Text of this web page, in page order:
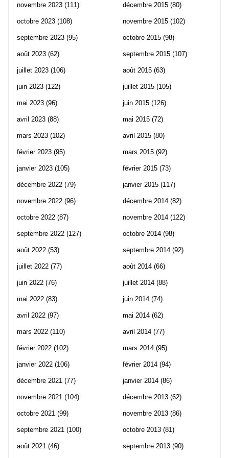
novembre 2023 (111)
octobre 2023 (108)
septembre 2023 (95)
août 2023 (62)
juillet 2023 (106)
juin 2023 (122)
mai 2023 (96)
avril 2023 (88)
mars 2023 (102)
février 2023 (95)
janvier 2023 (105)
décembre 2022 (79)
novembre 2022 (96)
octobre 2022 (87)
septembre 2022 (127)
août 2022 (53)
juillet 2022 (77)
juin 2022 (76)
mai 2022 (83)
avril 2022 (97)
mars 2022 (110)
février 2022 (102)
janvier 2022 (106)
décembre 2021 (77)
novembre 2021 (104)
octobre 2021 (99)
septembre 2021 (100)
août 2021 (46)
décembre 2015 (80)
novembre 2015 (102)
octobre 2015 (98)
septembre 2015 (107)
août 2015 (63)
juillet 2015 (105)
juin 2015 (126)
mai 2015 (72)
avril 2015 (80)
mars 2015 (92)
février 2015 (73)
janvier 2015 (117)
décembre 2014 (82)
novembre 2014 (122)
octobre 2014 (98)
septembre 2014 (92)
août 2014 (66)
juillet 2014 (88)
juin 2014 (74)
mai 2014 (62)
avril 2014 (77)
mars 2014 (95)
février 2014 (94)
janvier 2014 (86)
décembre 2013 (62)
novembre 2013 (86)
octobre 2013 (81)
septembre 2013 (90)